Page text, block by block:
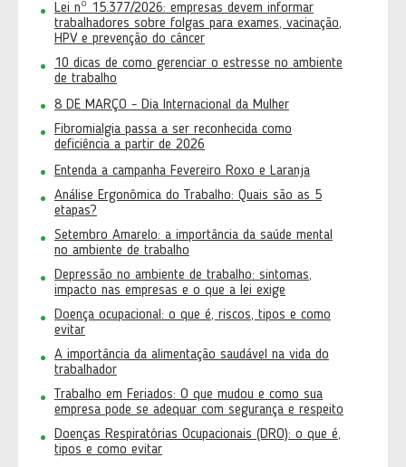
Lei nº 15.377/2026: empresas devem informar
trabalhadores sobre folgas para exames, vacinação,
HPV e prevenção do câncer
10 dicas de como gerenciar o estresse no ambiente
de trabalho
8 DE MARÇO - Dia Internacional da Mulher
Fibromialgia passa a ser reconhecida como
deficiência a partir de 2026
Entenda a campanha Fevereiro Roxo e Laranja
Análise Ergonômica do Trabalho: Quais são as 5
etapas?
Setembro Amarelo: a importância da saúde mental
no ambiente de trabalho
Depressão no ambiente de trabalho: sintomas,
impacto nas empresas e o que a lei exige
Doença ocupacional: o que é, riscos, tipos e como
evitar
A importância da alimentação saudável na vida do
trabalhador
Trabalho em Feriados: O que mudou e como sua
empresa pode se adequar com segurança e respeito
Doenças Respiratórias Ocupacionais (DRO): o que é,
tipos e como evitar